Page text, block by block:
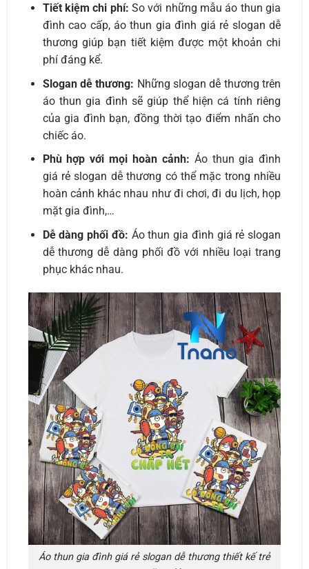
Tiết kiệm chi phí: So với những mẫu áo thun gia
đình cao cấp, áo thun gia đình giá rẻ slogan dễ
thương giúp bạn tiết kiệm được một khoản chi
phí đáng kể.
Slogan dễ thương: Những slogan dễ thương trên
áo thun gia đình sẽ giúp thể hiện cá tính riêng
của gia đình bạn, đồng thời tạo điểm nhấn cho
chiếc áo.
Phù hợp với mọi hoàn cảnh: Áo thun gia đình
giá rẻ slogan dễ thương có thể mặc trong nhiều
hoàn cảnh khác nhau như đi chơi, đi du lịch, họp
mặt gia đình,…
Dễ dàng phối đồ: Áo thun gia đình giá rẻ slogan
dễ thương dễ dàng phối đồ với nhiều loại trang
phục khác nhau.
Áo thun gia đình giá rẻ slogan dễ thương thiết kế trẻ